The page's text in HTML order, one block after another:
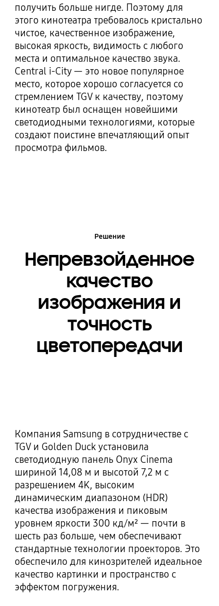
получить больше нигде. Поэтому для
этого кинотеатра требовалось кристально
чистое, качественное изображение,
высокая яркость, видимость с любого
места и оптимальное качество звука.
Central i-City — это новое популярное
место, которое хорошо согласуется со
стремлением TGV к качеству, поэтому
кинотеатр был оснащен новейшими
светодиодными технологиями, которые
создают поистине впечатляющий опыт
просмотра фильмов.
Решение
Непревзойденное
качество
изображения и
точность
цветопередачи
Компания Samsung в сотрудничестве с
TGV и Golden Duck установила
светодиодную панель Onyx Cinema
шириной 14,08 м и высотой 7,2 м с
разрешением 4K, высоким
динамическим диапазоном (HDR)
качества изображения и пиковым
уровнем яркости 300 кд/м² — почти в
шесть раз больше, чем обеспечивают
стандартные технологии проекторов. Это
обеспечило для кинозрителей идеальное
качество картинки и пространство с
эффектом погружения.